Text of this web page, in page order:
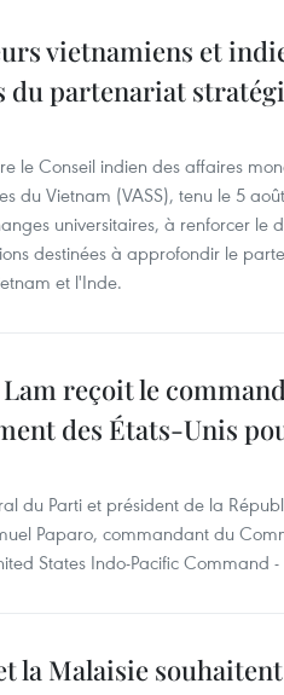
vietnamiens et
du partenariat
le Conseil indien des affaires
du Vietnam (VASS), tenu le 5
universitaires, à renforcer le
destinées à approfondir le
et l'Inde.
Lam reçoit le
des États-Unis
du Parti et président de la
Paparo, commandant du
States Indo-Pacific Command -
la Malaisie